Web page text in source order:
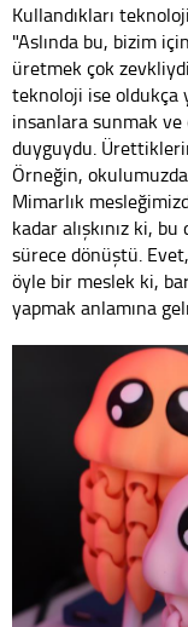
Kullandıkları
"Aslında bu, bizim
üretmek çok
teknoloji ise oldukça
insanlara sunmak
duyguydu.
Örneğin,
Mimarlık
kadar alışkınız ki,
sürece dönüştü.
öyle bir meslek ki,
yapmak anlamına